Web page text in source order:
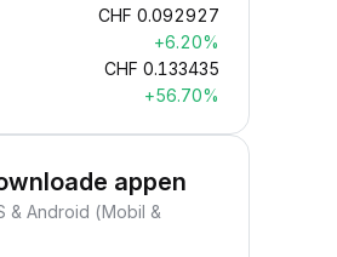
CHF 0.092927
+6.20%
CHF 0.133435
+56.70%
appen
& Android (Mobil &